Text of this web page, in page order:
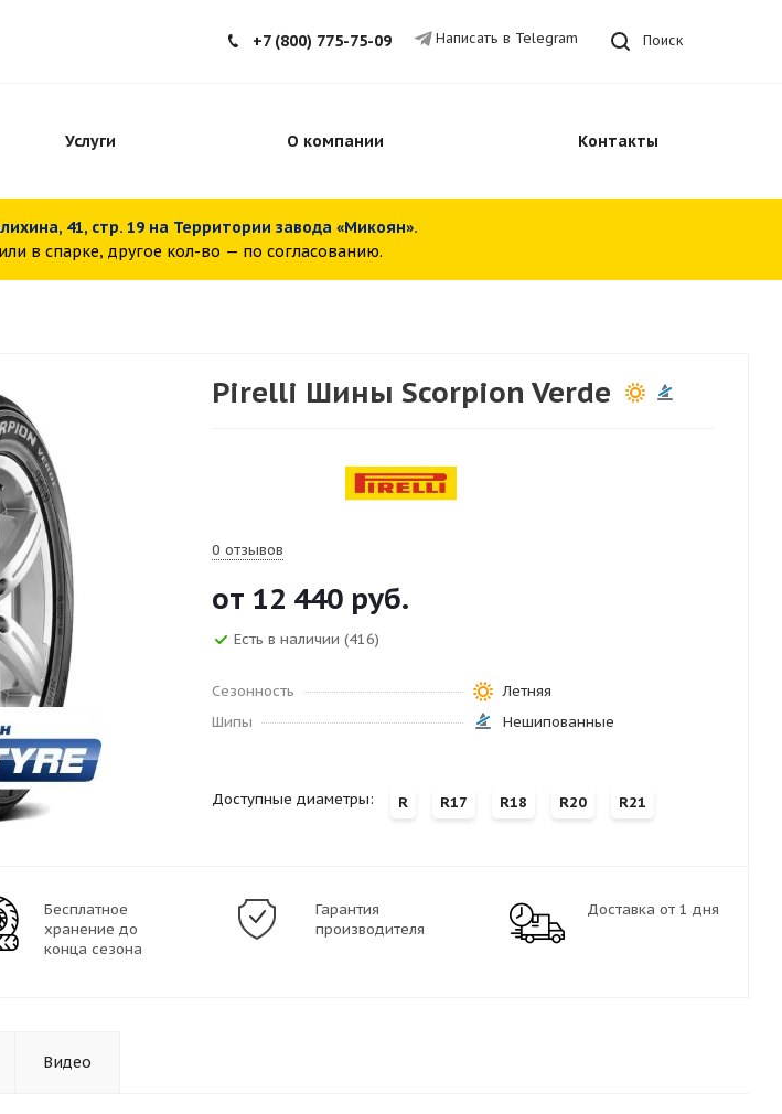
Поиск
+7 (800) 775-75-09 Написать в Telegram
Услуги О компании Контакты
41, стр. 19 на Территории завода «Микоян».
в спарке, другое кол-во — по согласованию.
Pirelli Шины Scorpion Verde
0 отзывов
от 12 440 руб.
Есть в наличии (416)
Сезонность
Летняя
Шипы
Нешипованные
Доступные диаметры: R R17 R18 R20 R21
Бесплатное
хранение до
конца сезона
Гарантия
производителя
Доставка от 1 дня
Видео